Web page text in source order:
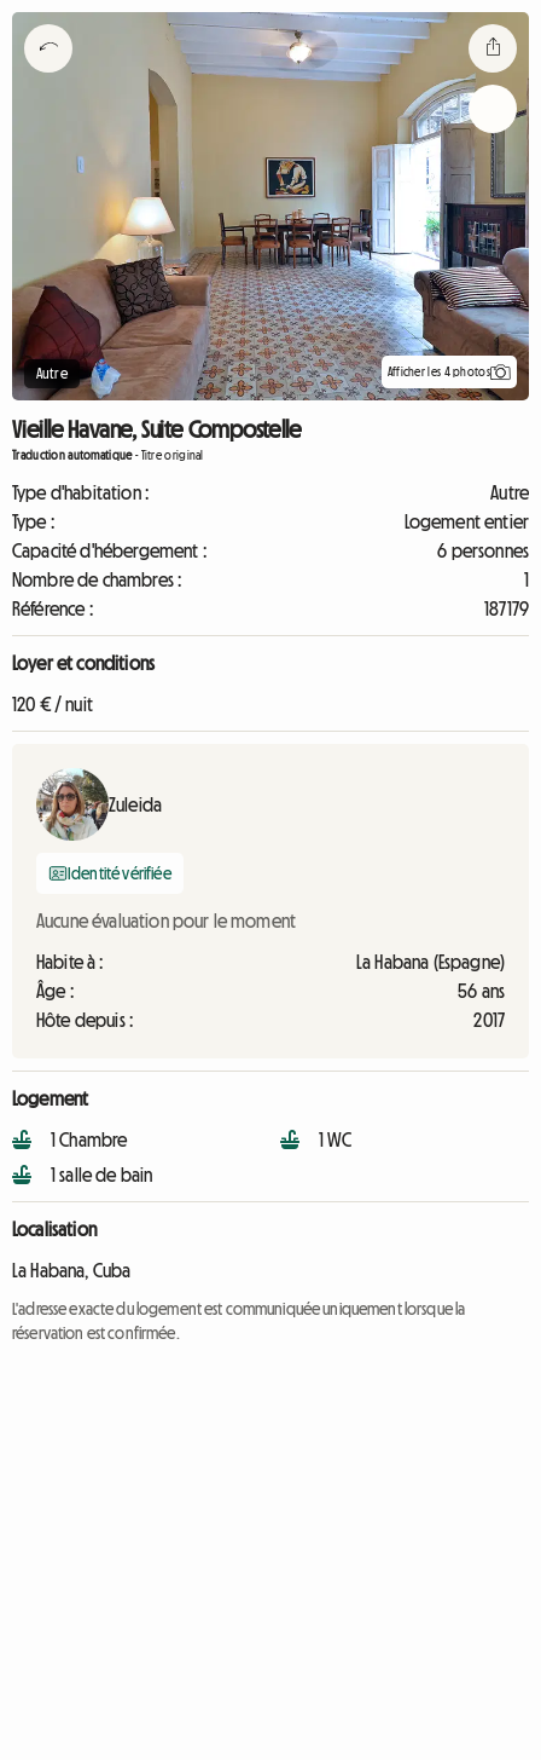
Autre Afficher les 4 photos
Vieille Havane, Suite Compostelle
Traduction automatique-Titre original
Type d'habitation :
Autre
Type :
Logement entier
Capacité d'hébergement :
6 personnes
Nombre de chambres :
1
Référence :
187179
Loyer et conditions
120 € / nuit
Zuleida
Identité vérifiée
Aucune évaluation pour le moment
Habite à :
La Habana (Espagne)
Âge :
56 ans
Hôte depuis :
2017
Logement
1 Chambre
1 salle de bain
1 WC
Localisation
La Habana, Cuba
L'adresse exacte du logement est communiquée uniquement lorsque la
réservation est confirmée.